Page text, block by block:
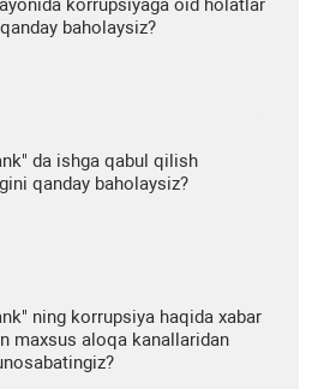
korrupsiyaga oid holatlar
baholaysiz?
da ishga qabul qilish
qanday baholaysiz?
ning korrupsiya haqida xabar
maxsus aloqa kanallaridan